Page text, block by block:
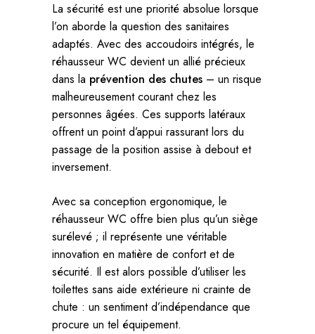
La sécurité est une priorité absolue lorsque
l’on aborde la question des sanitaires
adaptés. Avec des accoudoirs intégrés, le
réhausseur WC devient un allié précieux
dans la prévention des chutes – un risque
malheureusement courant chez les
personnes âgées. Ces supports latéraux
offrent un point d’appui rassurant lors du
passage de la position assise à debout et
inversement.
Avec sa conception ergonomique, le
réhausseur WC offre bien plus qu’un siège
surélevé ; il représente une véritable
innovation en matière de confort et de
sécurité. Il est alors possible d’utiliser les
toilettes sans aide extérieure ni crainte de
chute : un sentiment d’indépendance que
procure un tel équipement.